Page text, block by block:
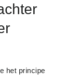
het principe